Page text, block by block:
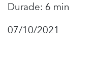
Durade: 6 min
07/10/2021